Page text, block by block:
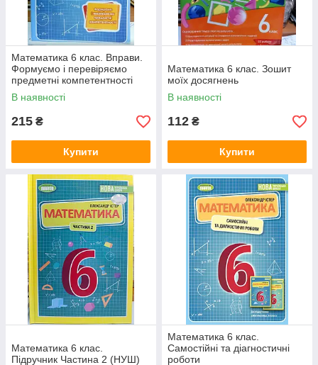
Математика 6 клас. Вправи.
Формуємо і перевіряємо
предметні компетентності
В наявності
215 ₴
Купити
Математика 6 клас. Зошит
моїх досягнень
В наявності
112 ₴
Купити
Математика 6 клас.
Підручник Частина 2 (НУШ)
Математика 6 клас.
Самостійні та діагностичні
роботи